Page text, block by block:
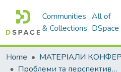
Communities
& Collections
All of
DSpace
Home
Проблеми та перспективи розвитку підприємництва